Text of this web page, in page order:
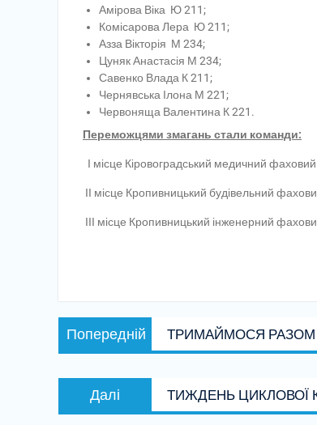
Амірова Віка Ю 211;
Комісарова Лера Ю 211;
Азза Вікторія М 234;
Цуняк Анастасія М 234;
Савенко Влада К 211;
Чернявська Ілона М 221;
Червоняща Валентина К 221.
Переможцями змагань стали команди:
І місце Кіровоградський медичний
ІІ місце Кропивницький будівельний
ІІІ місце Кропивницький інженерний
Навігація
записів
Попередній
Попередній
запис:
ТРИМАЙМОСЯ РАЗОМ
Далі
запис:
ТИЖДЕНЬ ЦИКЛОВОЇ